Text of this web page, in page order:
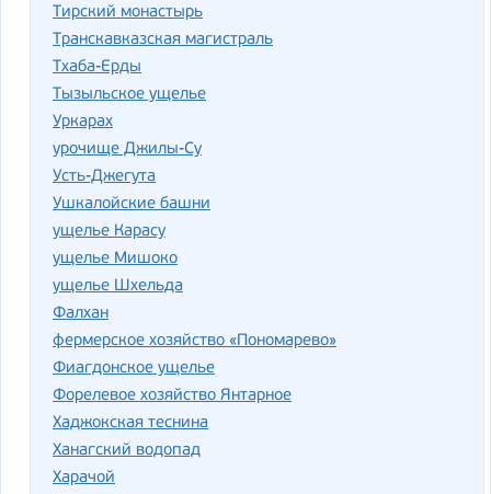
Тирский монастырь
Транскавказская магистраль
Тхаба-Ерды
Тызыльское ущелье
Уркарах
урочище Джилы-Су
Усть-Джегута
Ушкалойские башни
ущелье Карасу
ущелье Мишоко
ущелье Шхельда
Фалхан
фермерское хозяйство «Пономарево»
Фиагдонское ущелье
Форелевое хозяйство Янтарное
Хаджокская теснина
Ханагский водопад
Харачой